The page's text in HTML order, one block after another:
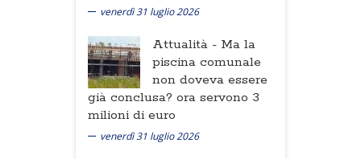
venerdì 31 luglio 2026
Attualità - Ma la
piscina comunale
non doveva essere
già conclusa? ora servono 3
milioni di euro
venerdì 31 luglio 2026